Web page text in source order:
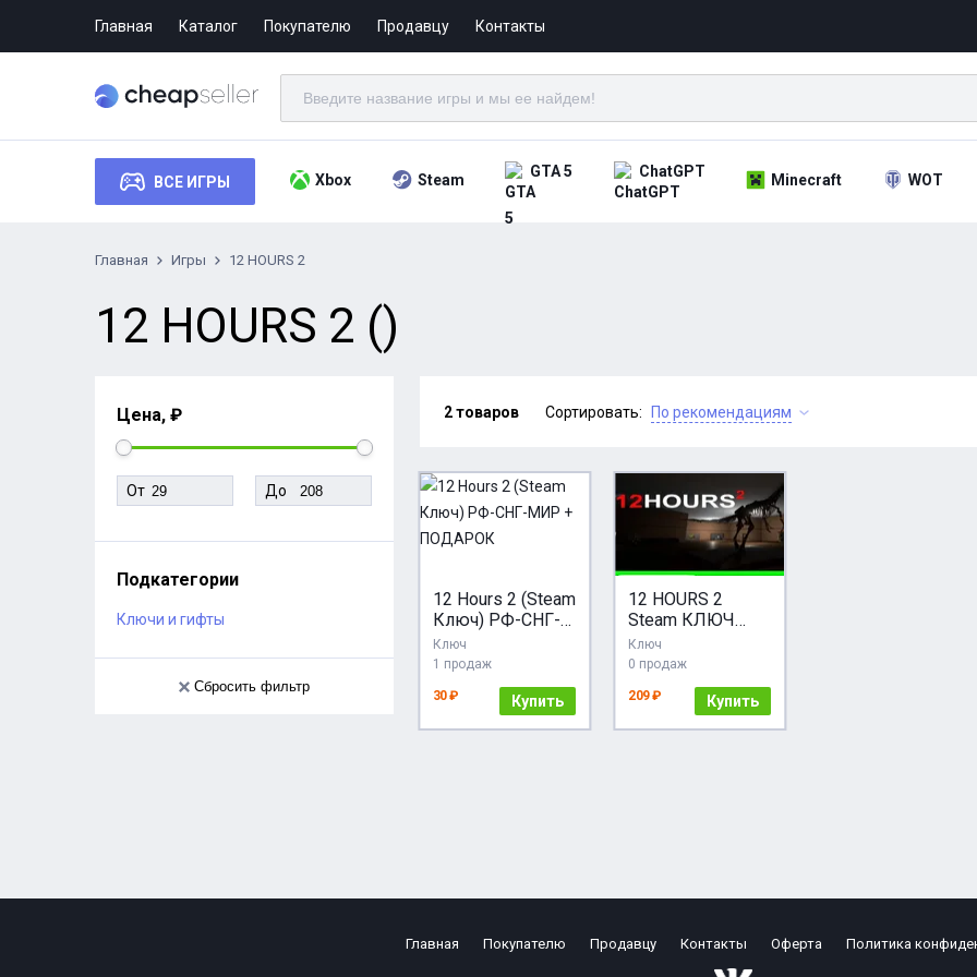
Главная Каталог Покупателю Продавцу Контакты
ВСЕ ИГРЫ Xbox Steam GTA 5 ChatGPT Minecraft WOT
Главная Игры 12 HOURS 2
12 HOURS 2 ()
Цена, ₽
От До
Подкатегории
Ключи и гифты
Сбросить фильтр
2 товаров Сортировать: По рекомендациям
12 Hours 2 (Steam
Ключ) РФ-СНГ-
МИР +
ПОДАРОК
Ключ
1 продаж
30 ₽ Купить
12 HOURS 2
Steam КЛЮЧ
GLOBAL
Ключ
0 продаж
209 ₽ Купить
Главная Покупателю Продавцу Контакты Оферта Политика